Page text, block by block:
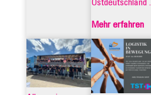
Ostdeutschland ...
Mehr erfahren